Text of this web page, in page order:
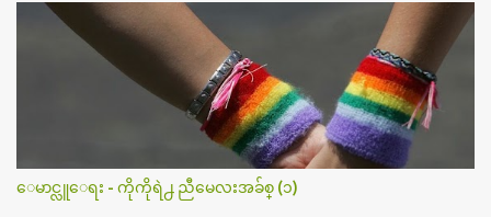
စၿပီး၊ အာရွေတာ္ဝင္ခြဲစိတ္ခန္းကို ငွားရမ္းခြဲစိတ္ အရိုးအစားထိုးကုပါတ
ယ္။ ေဆးစစ္၊ေဆးဝယ္၊ ခြဲစိတ္ကု၊ အရိုးအစားထိုးပစၥည္း စတဲ့စရိ
တ္ေတြနဲ႔ေဆးရံုမွာ ၂ ပတ္ေနထိုင္စရိတ္ သိန္း ၇၀ ေလာက္ ကုန္သြား
ပါတယ္။ သူငယ္ခ်င္းျဖစ္သူကို လာေတြ႔ရင္း ဟိုတယ္လို သန္႔ရွင္းသ
ပ္ရပ္တဲ့ ဝိတိုရိယေဆးရံုမွာ စီတီစကင္ နဲ႔ အမ္အာအိုင္1 စက္ခန္းကိုေ
တြ႔လို႔ေမးၾကည့္ေတာ့ တခါစမ္းရင္ က်ပ္တသိန္းေက်ာ္ က်သင့္
တယ္သိရပါတယ္။ တခါတေလ ကိုယ္လက္ေျခ၊ ဦးေႏွာက္ေတြ အေသး
စိတ္ၾကည့္လိုရင္ ဒီစက္ၾကီးေတြနဲ႔ စမ္းသပ္ရပါတယ္။ ခႏၱာကိုယ္အစိတ္ပို
ေမာင္လူေရး - ကိုကိုရဲ႕ ညီမေလးအခ်စ္ (၁)